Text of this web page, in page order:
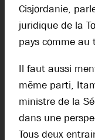
Cisjordanie,
juridique de la
pays comme au
Il faut aussi
même parti,
ministre de la
dans une
Tous deux